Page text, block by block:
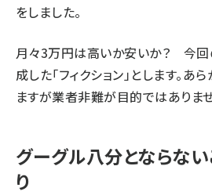
をしました。
月々3万円は高いか安いか？ 今
成した「フィクション」とします。あ
ますが業者非難が目的ではありませ
グーグル八分とならな
り